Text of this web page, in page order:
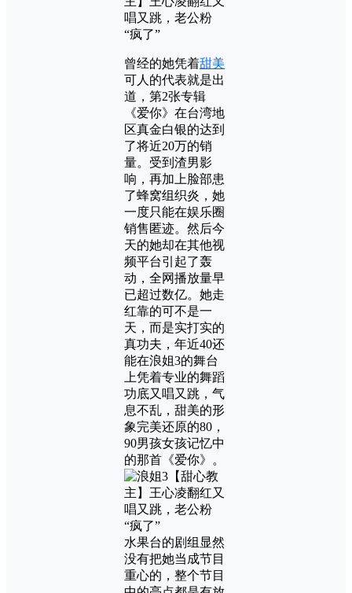
曾经的她凭着甜美
可人的代表就是出
道，第2张专辑
《爱你》在台湾地
区真金白银的达到
了将近20万的销
量。受到渣男影
响，再加上脸部患
了蜂窝组织炎，她
一度只能在娱乐圈
销售匿迹。然后今
天的她却在其他视
频平台引起了轰
动，全网播放量早
已超过数亿。她走
红靠的可不是一
天，而是实打实的
真功夫，年近40还
能在浪姐3的舞台
上凭着专业的舞蹈
功底又唱又跳，气
息不乱，甜美的形
象完美还原的80，
90男孩女孩记忆中
的那首《爱你》。
水果台的剧组显然
没有把她当成节目
重心的，整个节目